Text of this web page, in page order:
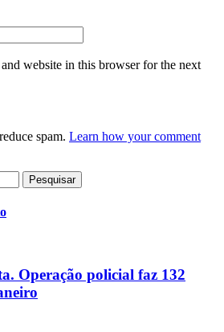
website in this browser for the next
spam. Learn how your comment
Operação policial faz 132